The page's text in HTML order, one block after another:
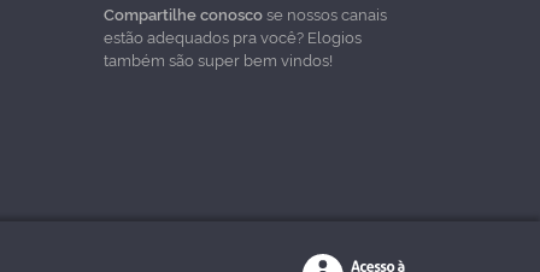
Compartilhe conoscose nossos canais
estão adequados pra você? Elogios
também são super bem vindos!